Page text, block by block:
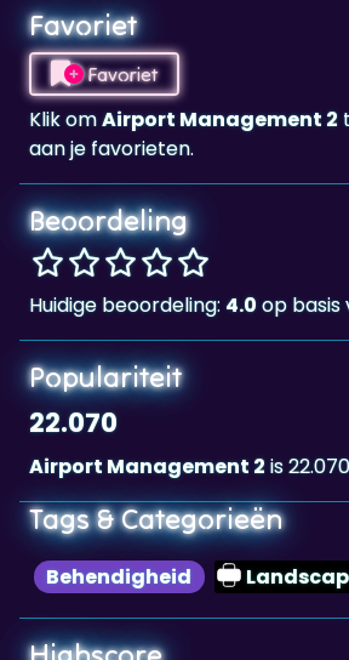
Favoriet
Klik omAirport Management 2
aan je favorieten.
Beoordeling
Huidige beoordeling:
Populariteit
22.070
Airport Management 2
Tags & Categorieën
Behendigheid Landscape
Highscore
389,600